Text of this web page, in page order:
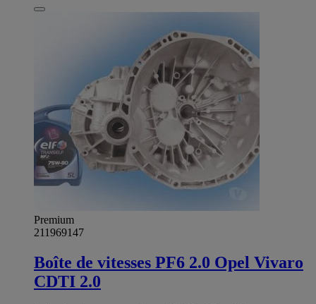
Premium
211969147
Boîte de vitesses PF6 2.0 Opel Vivaro
CDTI 2.0